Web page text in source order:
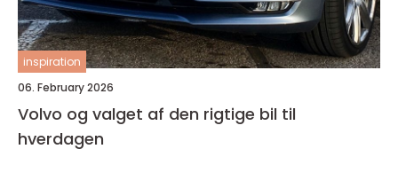
inspiration
06. February 2026
Volvo og valget af den rigtige bil til
hverdagen